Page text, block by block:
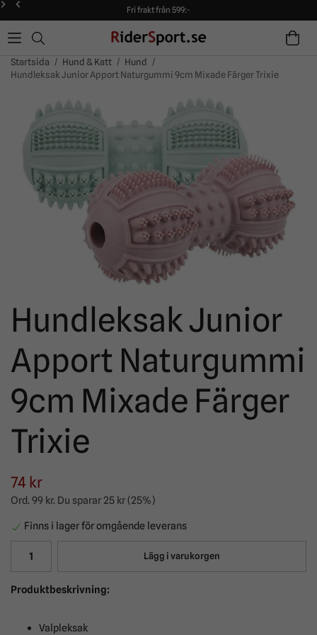
Fri frakt från 599:-
90 dagars öppet köp!
Alltid snabba leveranser!
Fri frakt från 599:-
90 dagars öppet köp!
Startsida / Hund & Katt / Hund
/
Hundleksak Junior Apport Naturgummi 9cm Mixade Färger Trixie
Hundleksak Junior
Apport Naturgummi
9cm Mixade Färger
Trixie
74 kr
Ord. 99 kr. Du sparar 25 kr(25%)
Finns i lager för omgående leverans
Lägg i varukorgen
Produktbeskrivning:
Valpleksak